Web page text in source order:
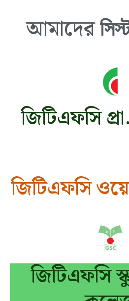
আমাদের
জিটিএফসি
জিটিএফসি
জিটিএফসি